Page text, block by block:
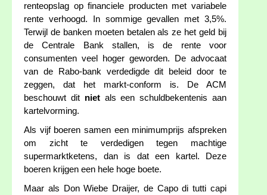
renteopslag op financiele producten met variabele
rente verhoogd. In sommige gevallen met 3,5%.
Terwijl de banken moeten betalen als ze het geld bij
de Centrale Bank stallen, is de rente voor
consumenten veel hoger geworden. De advocaat
van de Rabo-bank verdedigde dit beleid door te
zeggen, dat het markt-conform is. De ACM
beschouwt dit nietals een schuldbekentenis aan
kartelvorming.
Als vijf boeren samen een minimumprijs afspreken
om zicht te verdedigen tegen machtige
supermarktketens, dan is dat een kartel. Deze
boeren krijgen een hele hoge boete.
Maar als Don Wiebe Draijer, de Capo di tutti capi